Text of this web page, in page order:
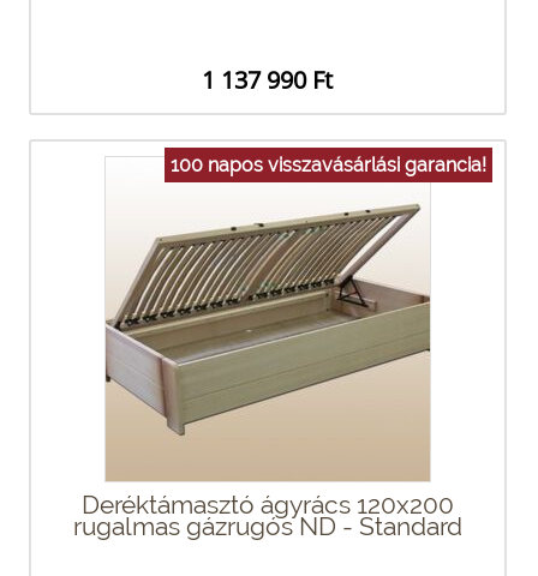
1 137 990 Ft
100 napos visszavásárlási garancia!
Deréktámasztó ágyrács 120x200
rugalmas gázrugós ND - Standard